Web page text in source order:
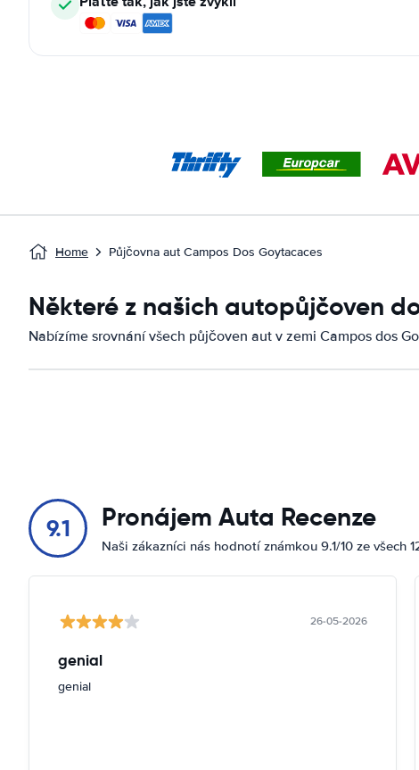
Home Půjčovna aut Campos Dos Goytacaces
Některé z našich autopůjčoven
Nabízíme srovnání všech půjčoven aut v zemi Campos dos
9.1 Pronájem Auta Recenze
Naši zákazníci nás hodnotí známkou 9.1/10 ze všech
26-05-2026
genial
genial